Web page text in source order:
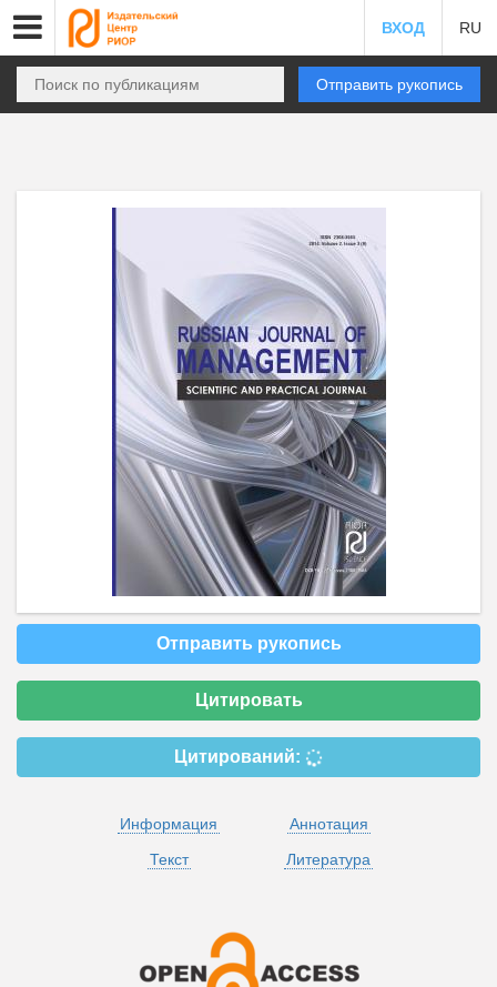
ВХОД RU
Отправить рукопись
Отправить рукопись
Цитировать
Цитирований:
Информация
Аннотация
Текст
Литература